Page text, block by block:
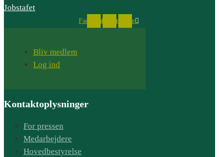
Jobstafet
FacebookInstagramYoutube
Bliv medlem
Log ind
Kontaktoplysninger
For pressen
Medarbejdere
Hovedbestyrelse